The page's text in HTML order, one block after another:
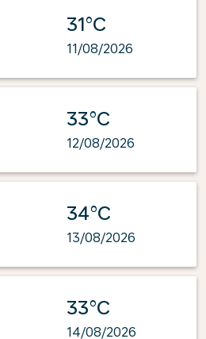
31°C
11/08/2026
33°C
12/08/2026
34°C
13/08/2026
33°C
14/08/2026